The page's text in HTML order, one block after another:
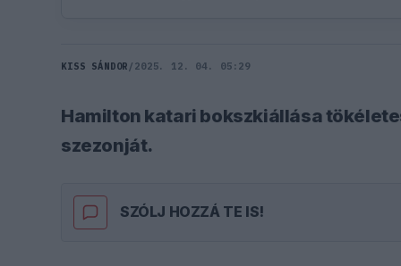
KISS SÁNDOR / 2025. 12. 04. 05:29
Hamilton katari bokszkiállása
szezonját.
SZÓLJ HOZZÁ TE IS!